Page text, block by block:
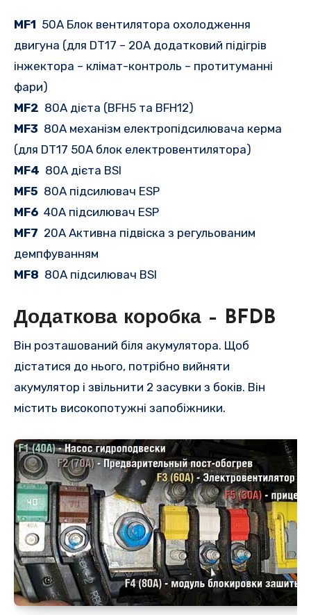
MF1 50A Блок вентилятора охолодження
двигуна (для DT17 – 20A додатковий підігрів
інжектора – клімат-контроль – протитуманні
фари)
MF2 80A дієта (BFH5 та BFH12)
MF3 80A механізм електропідсилювача керма
(для DT17 50A блок електровентилятора)
MF4 80A дієта BSI
MF5 80A підсилювач ESP
MF6 40A підсилювач ESP
MF7 20A Активна підвіска з регульованим
демпфуванням
MF8 80A підсилювач BSI
Додаткова коробка – BFDB
Він розташований біля акумулятора. Щоб
дістатися до нього, потрібно вийняти
акумулятор і звільнити 2 засувки з боків. Він
містить високопотужні запобіжники.